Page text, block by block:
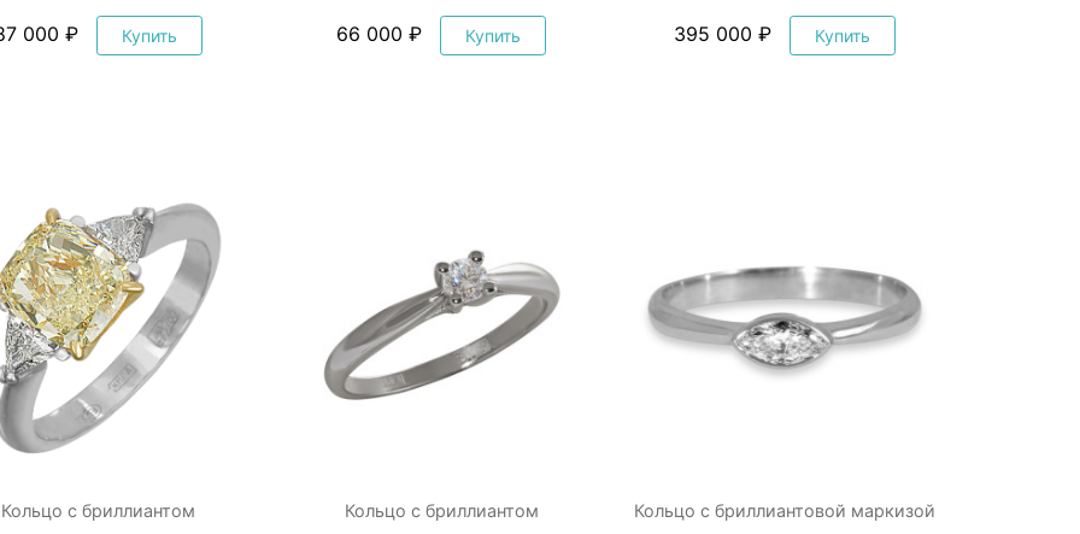
000 ₽ Купить 66 000 ₽ Купить 395 000 ₽ Купить
Кольцо с бриллиантом Кольцо с бриллиантом Кольцо с бриллиантовой маркизой